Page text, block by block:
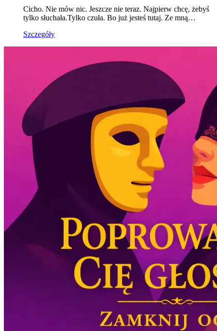
Cicho. Nie mów nic. Jeszcze nie teraz. Najpierw chcę, żebyś
tylko słuchała.Tylko czuła. Bo już jesteś tutaj. Ze mną…
Szczegóły